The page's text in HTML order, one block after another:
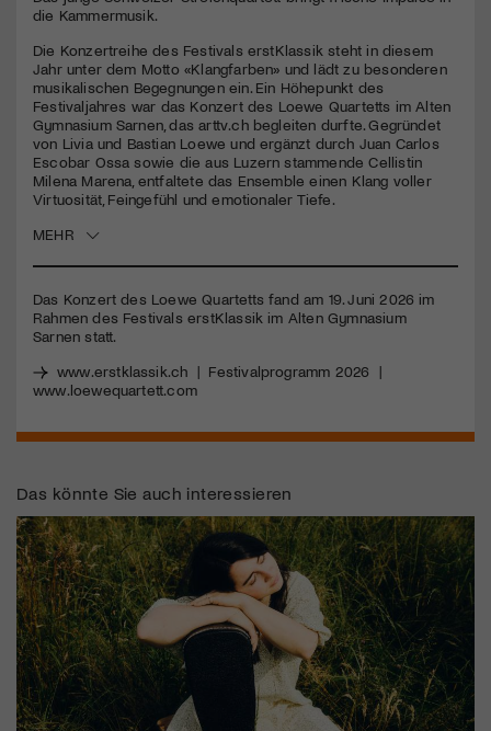
seconds
die Kammermusik.
Die Konzertreihe des Festivals erstKlassik steht in diesem
Jahr unter dem Motto «Klangfarben» und lädt zu besonderen
musikalischen Begegnungen ein. Ein Höhepunkt des
Festivaljahres war das Konzert des Loewe Quartetts im Alten
Gymnasium Sarnen, das arttv.ch begleiten durfte. Gegründet
von Livia und Bastian Loewe und ergänzt durch Juan Carlos
Escobar Ossa sowie die aus Luzern stammende Cellistin
Milena Marena, entfaltete das Ensemble einen Klang voller
Virtuosität, Feingefühl und emotionaler Tiefe.
MEHR
Das Konzert des Loewe Quartetts fand am 19. Juni 2026 im
Rahmen des Festivals erstKlassik im Alten Gymnasium
Sarnen statt.
www.erstklassik.ch | Festivalprogramm 2026 |
www.loewequartett.com
Das könnte Sie auch interessieren
Jetzt Mitglied werden